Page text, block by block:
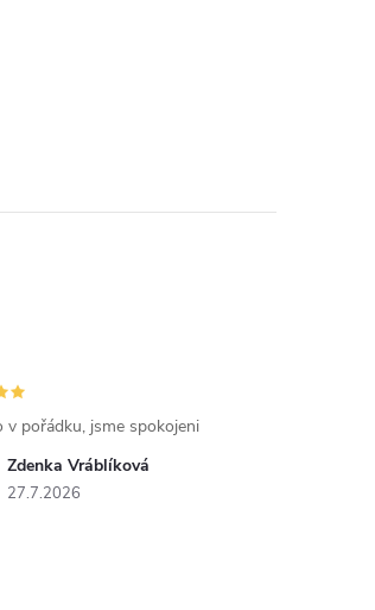
Zdenka Vráblíková
27.7.2026
v pořádku, jsme spokojeni